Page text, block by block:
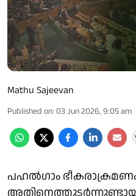
Mathu Sajeevan
Published on: 03 Jun 2026, 9:05 am
പഹല്‍ഗാം